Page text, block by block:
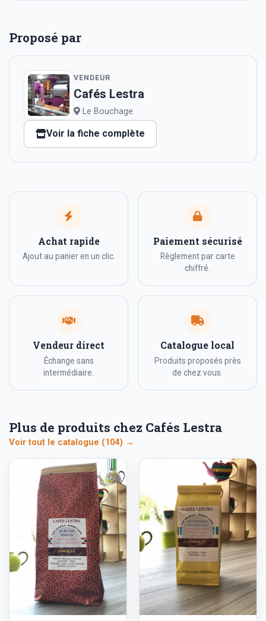
Proposé par
VENDEUR
Cafés Lestra
Le Bouchage
Voir la fiche complète
Achat rapide
Ajout au panier en un clic.
Paiement sécurisé
Règlement par carte
chiffré.
Vendeur direct
Échange sans
intermédiaire.
Catalogue local
Produits proposés près
de chez vous.
Plus de produits chez Cafés Lestra
Voir tout le catalogue (104) →